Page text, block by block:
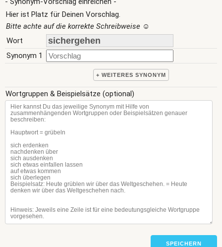
Hier ist Platz für Deinen Vorschlag.
Bitte achte auf die korrekte Schreibweise ☺
Wort
Synonym 1
+ WEITERES SYNONYM
Wortgruppen & Beispielsätze (optional)
SPEICHERN